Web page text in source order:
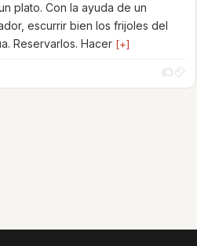
plato. Con la ayuda de un
escurrir bien los frijoles del
Reservarlos. Hacer [+]